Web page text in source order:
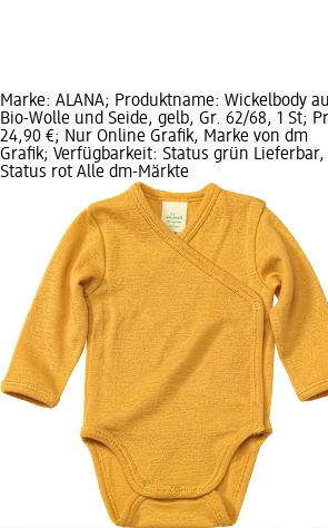
Marke: ALANA; Produktname: Wickelbody
Bio-Wolle und Seide, gelb, Gr. 62/68, 1 St;
24,90 €; Nur Online Grafik, Marke von dm
Grafik; Verfügbarkeit: Status grün Lieferbar,
Status rot Alle dm-Märkte